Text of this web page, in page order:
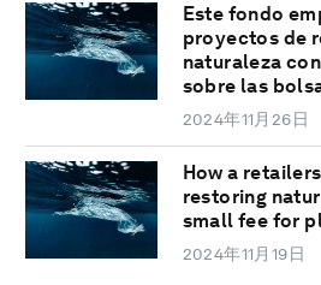
Este fondo
proyectos de
naturaleza
sobre las
2024年11月26日
How a
restoring
small fee for
2024年11月19日